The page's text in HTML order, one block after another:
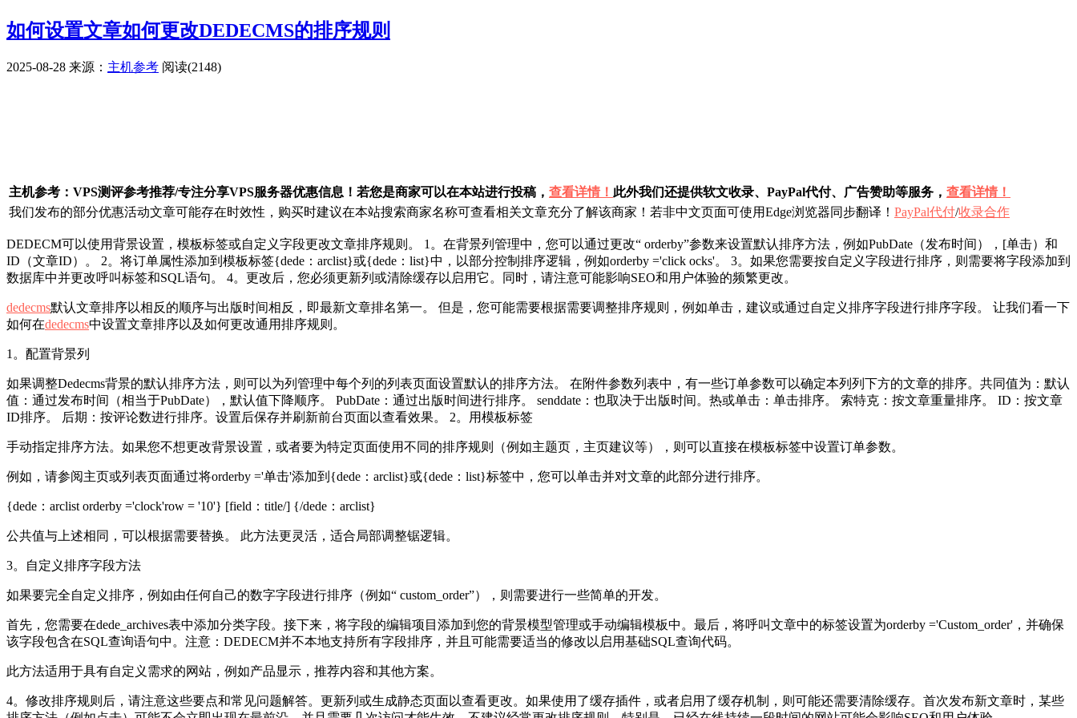
如何设置文章如何更改DEDECMS的排序规则
2025-08-28 来源： 主机参考 阅读(2148)
主机参考：VPS测评参考推荐/专注分享VPS服务器优惠信息！若您是商家可以在本站进行投稿， 查看详情！ 此外我们还提供软文收录、PayPal代付、广告赞助等服务， 查看详情！
我们发布的部分优惠活动文章可能存在时效性，购买时建议在本站搜索商家名称可查看相关文章充分了解该商家！若非中文页面可使用Edge浏览器同步翻译！ PayPal代付/收录合作
DEDECM可以使用背景设置，模板标签或自定义字段更改文章排序规则。 1。在背景列管理中，您可以通过更改“ orderby”参数来设置默认排序方法，例如PubDate（发布时间），[单击）和
ID（文章ID）。 2。将订单属性添加到模板标签{dede：arclist}或{dede：list}中，以部分控制排序逻辑，例如orderby ='click ocks'。 3。如果您需要按自定义字段进行排序，则需要将字段添加到
数据库中并更改呼叫标签和SQL语句。 4。更改后，您必须更新列或清除缓存以启用它。同时，请注意可能影响SEO和用户体验的频繁更改。
dedecms默认文章排序以相反的顺序与出版时间相反，即最新文章排名第一。 但是，您可能需要根据需要调整排序规则，例如单击，建议或通过自定义排序字段进行排序字段。 让我们看一下
如何在dedecms中设置文章排序以及如何更改通用排序规则。
1。配置背景列
如果调整Dedecms背景的默认排序方法，则可以为列管理中每个列的列表页面设置默认的排序方法。 在附件参数列表中，有一些订单参数可以确定本列列下方的文章的排序。共同值为：默认
值：通过发布时间（相当于PubDate），默认值下降顺序。 PubDate：通过出版时间进行排序。 senddate：也取决于出版时间。热或单击：单击排序。 索特克：按文章重量排序。 ID：按文章
ID排序。 后期：按评论数进行排序。设置后保存并刷新前台页面以查看效果。 2。用模板标签
手动指定排序方法。如果您不想更改背景设置，或者要为特定页面使用不同的排序规则（例如主题页，主页建议等），则可以直接在模板标签中设置订单参数。
例如，请参阅主页或列表页面通过将orderby ='单击'添加到{dede：arclist}或{dede：list}标签中，您可以单击并对文章的此部分进行排序。
{dede：arclist orderby ='clock'row = '10'} [field：title/] {/dede：arclist}
公共值与上述相同，可以根据需要替换。 此方法更灵活，适合局部调整锯逻辑。
3。自定义排序字段方法
如果要完全自定义排序，例如由任何自己的数字字段进行排序（例如“ custom_order”），则需要进行一些简单的开发。
首先，您需要在dede_archives表中添加分类字段。接下来，将字段的编辑项目添加到您的背景模型管理或手动编辑模板中。最后，将呼叫文章中的标签设置为orderby ='Custom_order'，并确保
该字段包含在SQL查询语句中。注意：DEDECM并不本地支持所有字段排序，并且可能需要适当的修改以启用基础SQL查询代码。
此方法适用于具有自定义需求的网站，例如产品显示，推荐内容和其他方案。
4。修改排序规则后，请注意这些要点和常见问题解答。更新列或生成静态页面以查看更改。如果使用了缓存插件，或者启用了缓存机制，则可能还需要清除缓存。首次发布新文章时，某些